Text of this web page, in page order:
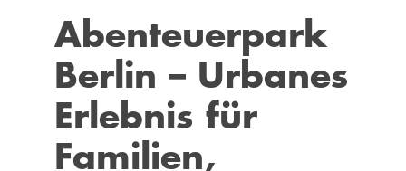
Abenteuerpark
Berlin – Urbanes
Erlebnis für
Familien,